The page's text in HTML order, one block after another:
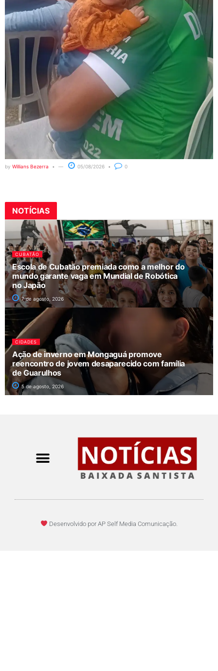
by Willians Bezerra 05/08/2026 0
NOTÍCIAS
CUBATÃO
Escola de Cubatão premiada como a melhor do
mundo garante vaga em Mundial de Robótica
no Japão
7 de agosto, 2026
CIDADES
Ação de inverno em Mongaguá promove
reencontro de jovem desaparecido com família
de Guarulhos
5 de agosto, 2026
Desenvolvido por AP Self Media Comunicação.